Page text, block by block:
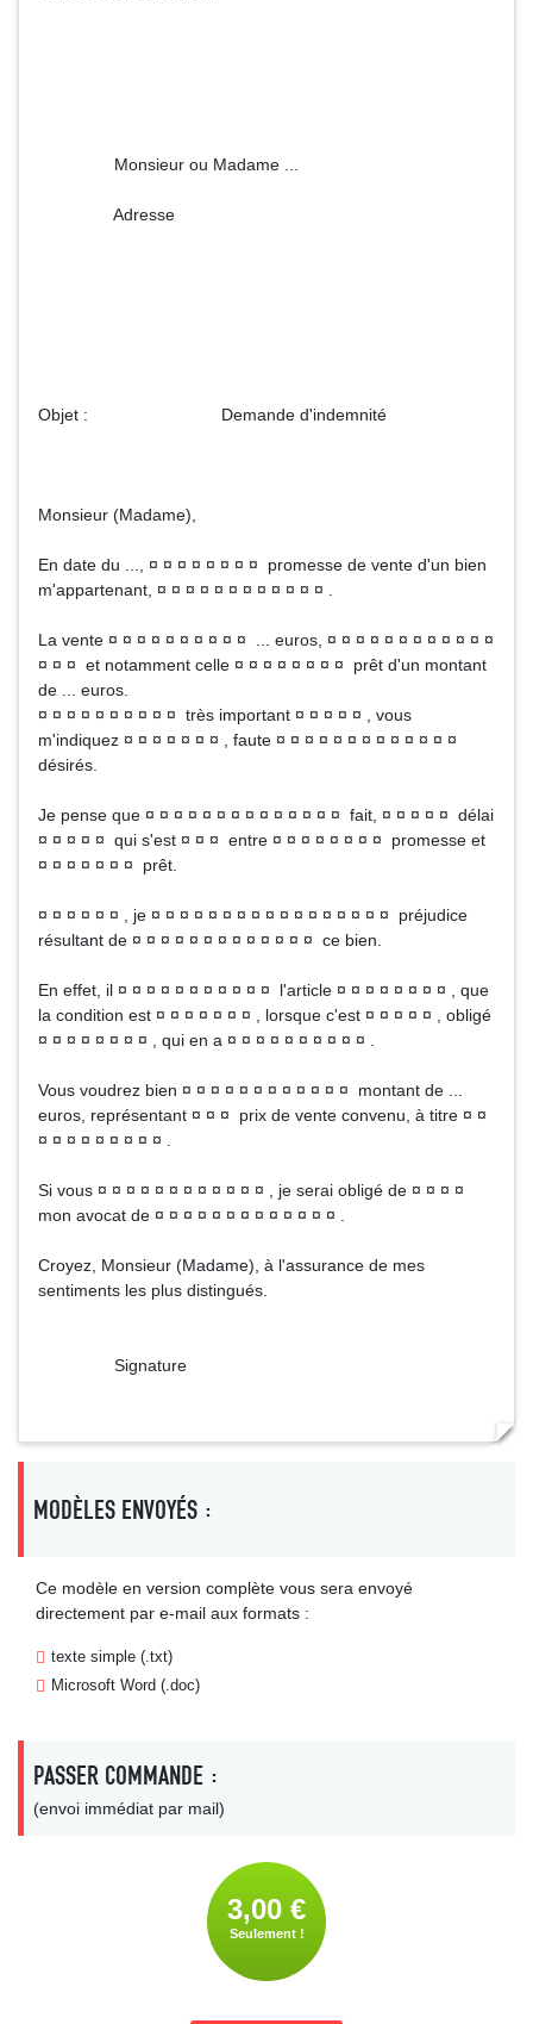
Monsieur ou Madame ...
Adresse
Objet : Demande d'indemnité
Monsieur (Madame),
En date du ..., ¤ ¤ ¤ ¤ ¤ ¤ ¤ ¤ promesse de vente d'un bien
m'appartenant, ¤ ¤ ¤ ¤ ¤ ¤ ¤ ¤ ¤ ¤ ¤ ¤ .
La vente ¤ ¤ ¤ ¤ ¤ ¤ ¤ ¤ ¤ ¤ ... euros, ¤ ¤ ¤ ¤ ¤ ¤ ¤ ¤ ¤ ¤ ¤ ¤
¤ ¤ ¤ et notamment celle ¤ ¤ ¤ ¤ ¤ ¤ ¤ ¤ prêt d'un montant
de ... euros.
¤ ¤ ¤ ¤ ¤ ¤ ¤ ¤ ¤ ¤ très important ¤ ¤ ¤ ¤ ¤ , vous
m'indiquez ¤ ¤ ¤ ¤ ¤ ¤ ¤ , faute ¤ ¤ ¤ ¤ ¤ ¤ ¤ ¤ ¤ ¤ ¤ ¤ ¤
désirés.
Je pense que ¤ ¤ ¤ ¤ ¤ ¤ ¤ ¤ ¤ ¤ ¤ ¤ ¤ ¤ fait, ¤ ¤ ¤ ¤ ¤ délai
¤ ¤ ¤ ¤ ¤ qui s'est ¤ ¤ ¤ entre ¤ ¤ ¤ ¤ ¤ ¤ ¤ ¤ promesse et
¤ ¤ ¤ ¤ ¤ ¤ ¤ prêt.
¤ ¤ ¤ ¤ ¤ ¤ , je ¤ ¤ ¤ ¤ ¤ ¤ ¤ ¤ ¤ ¤ ¤ ¤ ¤ ¤ ¤ ¤ ¤ préjudice
résultant de ¤ ¤ ¤ ¤ ¤ ¤ ¤ ¤ ¤ ¤ ¤ ¤ ¤ ce bien.
En effet, il ¤ ¤ ¤ ¤ ¤ ¤ ¤ ¤ ¤ ¤ ¤ l'article ¤ ¤ ¤ ¤ ¤ ¤ ¤ ¤ , que
la condition est ¤ ¤ ¤ ¤ ¤ ¤ ¤ , lorsque c'est ¤ ¤ ¤ ¤ ¤ , obligé
¤ ¤ ¤ ¤ ¤ ¤ ¤ ¤ , qui en a ¤ ¤ ¤ ¤ ¤ ¤ ¤ ¤ ¤ ¤ .
Vous voudrez bien ¤ ¤ ¤ ¤ ¤ ¤ ¤ ¤ ¤ ¤ ¤ ¤ montant de ...
euros, représentant ¤ ¤ ¤ prix de vente convenu, à titre ¤ ¤
¤ ¤ ¤ ¤ ¤ ¤ ¤ ¤ ¤ .
Si vous ¤ ¤ ¤ ¤ ¤ ¤ ¤ ¤ ¤ ¤ ¤ ¤ , je serai obligé de ¤ ¤ ¤ ¤
mon avocat de ¤ ¤ ¤ ¤ ¤ ¤ ¤ ¤ ¤ ¤ ¤ ¤ ¤ .
Croyez, Monsieur (Madame), à l'assurance de mes
sentiments les plus distingués.
Signature
MODÈLES ENVOYÉS :
Ce modèle en version complète vous sera envoyé
directement par e-mail aux formats :
texte simple (.txt)
Microsoft Word (.doc)
PASSER COMMANDE :
(envoi immédiat par mail)
3,00 €
Seulement !